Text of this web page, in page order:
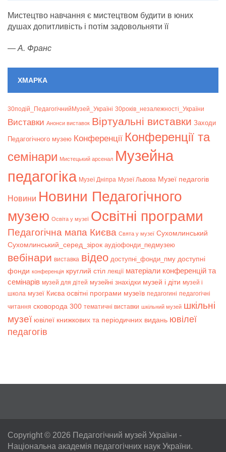
Мистецтво навчання є мистецтвом будити в юних
душах допитливість і потім задовольняти її
— А. Франс
ХМАРКА
30подій_ПедагогічнийМузей_Україні 30років_незалежності_України
Bиставки Анонси виставок Віртуальні виставки Заходи
Педагогічного музею Конференції Конференції та
семінари Мистецький арсенал Музейна
педагогіка Музеї Дніпра Музеї Львова Музеї педагогів
Новини Новини Педагогічного
музею Освіта у музеї Освітні програми
Педагогічна мапа Києва Свята у музеї Сухомлинський
Сухомлинський_серед_зірок аудіофонди_педмузею
вебінари виставка відео доступні_фонди_пму доступні
фонди конференція круглий стіл лекції матеріали конференцій та
семінарів музей для дітей музейні знахідки музей і діти музей і
школа музеї Києва освітні програми музеїв педагогині педагогічні
читання сковорода 300 тематичні виставки шкільний музей шкільні
музеї ювілеї книжкових та періодичних видань ювілеї
педагогів
Copyright © 2026 Педагогічний музей України -
Національна академія педагогічних наук України.